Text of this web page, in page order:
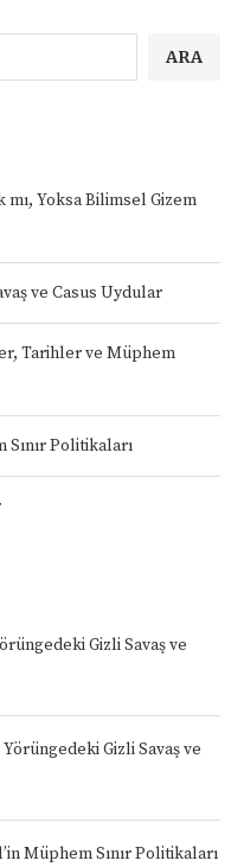
ARA
mı, Yoksa Bilimsel Gizem
ve Casus Uydular
Tarihler ve Müphem
Politikaları
Gizli Savaş ve
Gizli Savaş ve
Müphem Sınır Politikaları